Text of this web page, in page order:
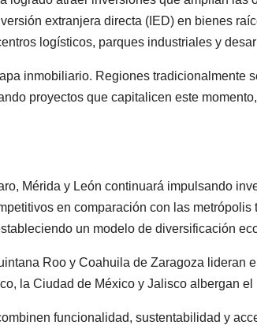
extranjera directa (IED) en bienes
logísticos, parques industriales y
inmobiliario. Regiones tradicionalmente
proyectos que capitalicen este
Mérida y León continuará impulsando
en comparación con las
un modelo de diversificación
Roo y Coahuila de Zaragoza
la Ciudad de México y Jalisco albergan
funcionalidad, sustentabilidad y